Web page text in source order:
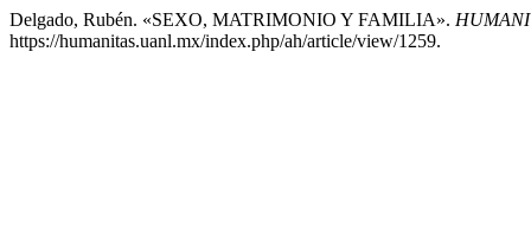
Delgado, Rubén. «SEXO, MATRIMONIO Y FAMILIA».
https://humanitas.uanl.mx/index.php/ah/article/view/1259.